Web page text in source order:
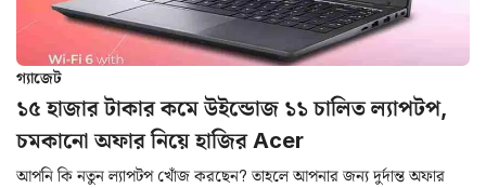
গ্যাজেট
১৫ হাজার টাকার কমে উইন্ডোজ ১১ চালিত ল্যাপটপ,
চমকানো অফার নিয়ে হাজির Acer
আপনি কি নতুন ল্যাপটপ খোঁজ করছেন? তাহলে আপনার জন্য দুর্দান্ত অফার